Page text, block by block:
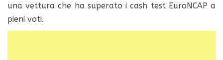
una vettura che ha superato i cash test EuroNCAP a
pieni voti.